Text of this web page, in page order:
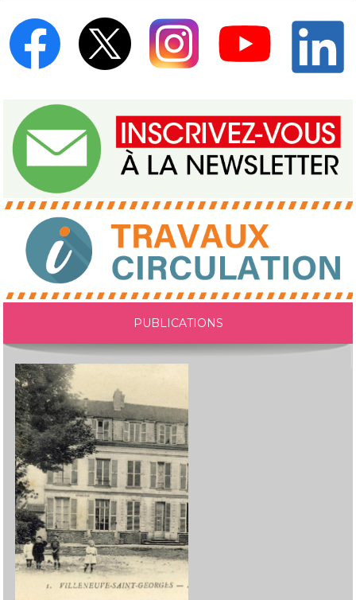
PUBLICATIONS